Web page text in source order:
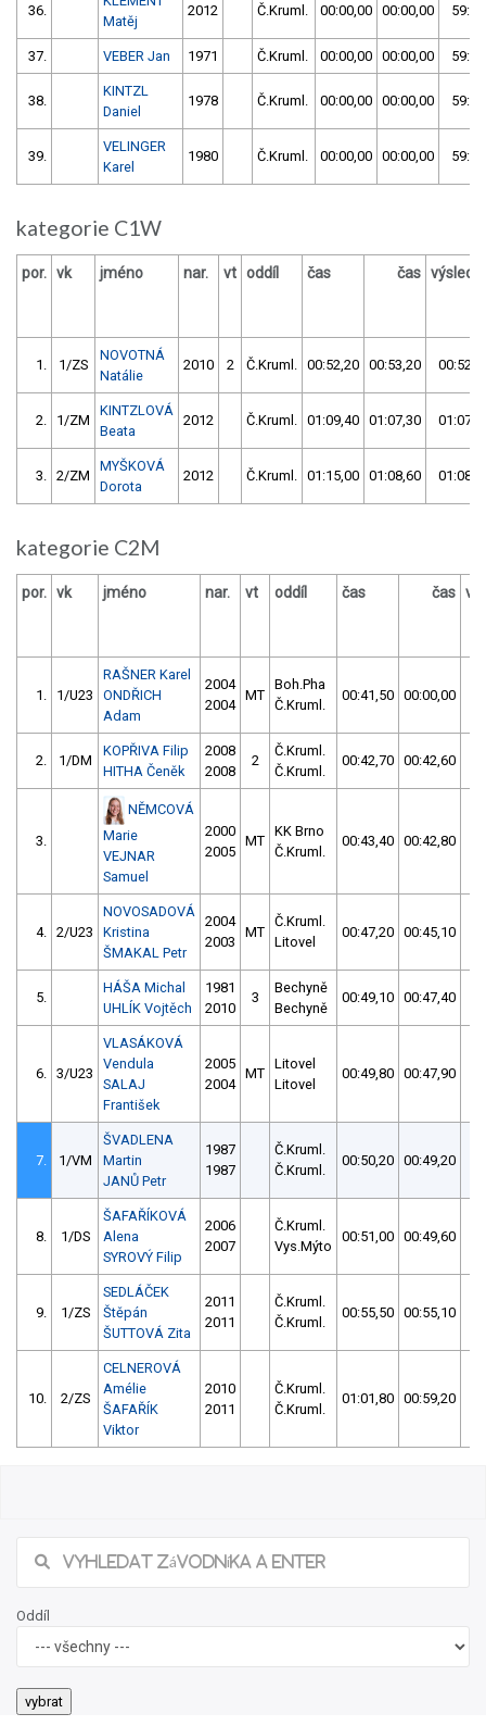
36.
Matěj
2012 Č.Kruml. 00:00,00 00:00,00
37. VEBER Jan 1971 Č.Kruml. 00:00,00 00:00,00
38.
KINTZL
Daniel
1978 Č.Kruml. 00:00,00 00:00,00
39.
VELINGER
Karel
1980 Č.Kruml. 00:00,00 00:00,00
kategorie C1W
por. vk jméno nar. vt oddíl čas čas
1. 1/ZS
NOVOTNÁ
Natálie
2010 2 Č.Kruml. 00:52,20 00:53,20
2. 1/ZM
KINTZLOVÁ
Beata
2012 Č.Kruml. 01:09,40 01:07,30
3. 2/ZM
MYŠKOVÁ
Dorota
2012 Č.Kruml. 01:15,00 01:08,60
kategorie C2M
por. vk jméno nar. vt oddíl čas čas
1. 1/U23
RAŠNER Karel
ONDŘICH
Adam
2004
2004
MT
Boh.Pha
Č.Kruml.
00:41,50 00:00,00
2. 1/DM
KOPŘIVA Filip
HITHA Čeněk
2008
2008
2
Č.Kruml.
Č.Kruml.
00:42,70 00:42,60
3.
NĚMCOVÁ
Marie
VEJNAR
Samuel
2000
2005
MT
KK Brno
Č.Kruml.
00:43,40 00:42,80
4. 2/U23
NOVOSADOVÁ
Kristina
ŠMAKAL Petr
2004
2003
MT
Č.Kruml.
Litovel
00:47,20 00:45,10
5.
HÁŠA Michal
UHLÍK Vojtěch
1981
2010
3
Bechyně
Bechyně
00:49,10 00:47,40
6. 3/U23
VLASÁKOVÁ
Vendula
SALAJ
František
2005
2004
MT
Litovel
Litovel
00:49,80 00:47,90
7. 1/VM
ŠVADLENA
Martin
JANŮ Petr
1987
1987
Č.Kruml.
Č.Kruml.
00:50,20 00:49,20
8. 1/DS
ŠAFAŘÍKOVÁ
Alena
SYROVÝ Filip
2006
2007
Č.Kruml.
Vys.Mýto
00:51,00 00:49,60
9. 1/ZS
SEDLÁČEK
Štěpán
ŠUTTOVÁ Zita
2011
2011
Č.Kruml.
Č.Kruml.
00:55,50 00:55,10
10. 2/ZS
CELNEROVÁ
Amélie
ŠAFAŘÍK
Viktor
2010
2011
Č.Kruml.
Č.Kruml.
01:01,80 00:59,20
Oddíl